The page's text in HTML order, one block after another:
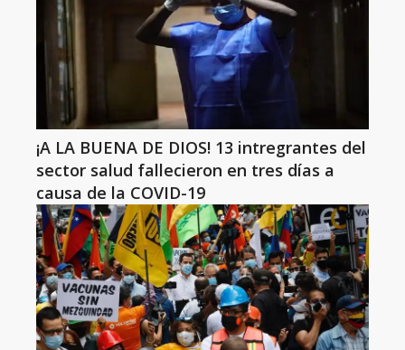
¡A LA BUENA DE DIOS! 13 intregrantes del
sector salud fallecieron en tres días a
causa de la COVID-19